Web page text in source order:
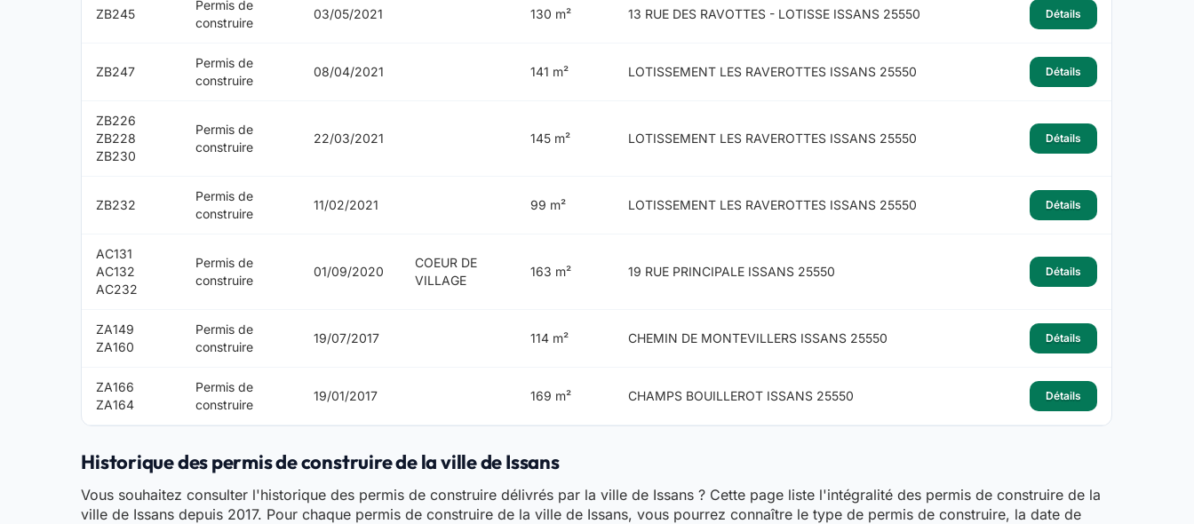
ZB245
Permis de
construire
03/05/2021 130 m² 13 RUE DES RAVOTTES - LOTISSE ISSANS 25550 Détails
ZB247
Permis de
construire
08/04/2021 141 m² LOTISSEMENT LES RAVEROTTES ISSANS 25550 Détails
ZB226
ZB228
ZB230
Permis de
construire
22/03/2021 145 m² LOTISSEMENT LES RAVEROTTES ISSANS 25550 Détails
ZB232
Permis de
construire
11/02/2021 99 m² LOTISSEMENT LES RAVEROTTES ISSANS 25550 Détails
AC131
AC132
AC232
Permis de
construire
01/09/2020
COEUR DE
VILLAGE
163 m² 19 RUE PRINCIPALE ISSANS 25550 Détails
ZA149
ZA160
Permis de
construire
19/07/2017 114 m² CHEMIN DE MONTEVILLERS ISSANS 25550 Détails
ZA166
ZA164
Permis de
construire
19/01/2017 169 m² CHAMPS BOUILLEROT ISSANS 25550 Détails
Historique des permis de construire de la ville de Issans
Vous souhaitez consulter l'historique des permis de construire délivrés par la ville de Issans ? Cette page liste l'intégralité des permis de construire de la
ville de Issans depuis 2017. Pour chaque permis de construire de la ville de Issans, vous pourrez connaître le type de permis de construire, la date de